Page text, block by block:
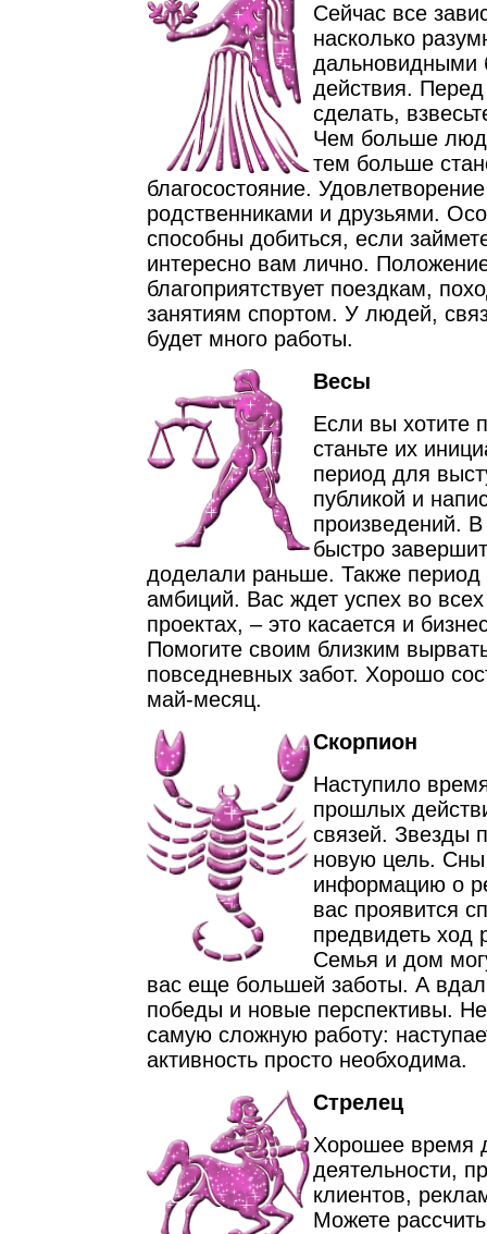
Сейчас все
насколько
дальновидными
действия. Перед
сделать,
Чем больше
тем больше
благосостояние.
родственниками и друзьями.
способны добиться, если
интересно вам лично.
благоприятствует поездкам,
занятиям спортом. У людей,
будет много работы.
Весы
Если вы хотите
станьте их
период для
публикой и
произведений.
быстро
доделали раньше. Также период
амбиций. Вас ждет успех во
проектах, – это касается и
Помогите своим близким
повседневных забот. Хорошо
май-месяц.
Скорпион
Наступило
прошлых
связей. Звезды
новую цель. Сны
информацию о
вас проявится
предвидеть ход
Семья и дом
вас еще большей заботы. А
победы и новые перспективы. Не
самую сложную работу:
активность просто необходима.
Стрелец
Хорошее время
деятельности,
клиентов,
Можете